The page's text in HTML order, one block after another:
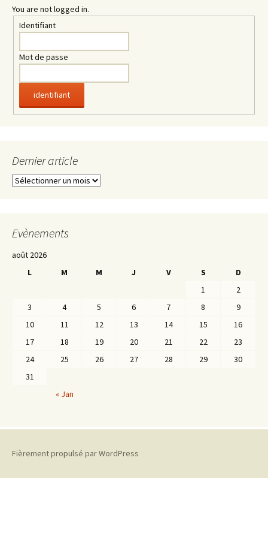
You are not logged in.
Identifiant
Mot de passe
Dernier article
Dernier article
Evènements
août 2026
L
M M J V S D
« Jan
1
2
3
4 5 6 7 8
9
10
11 12 13 14 15
16
17
18 19 20 21 22
23
24
25 26 27 28 29
30
31
Fièrement propulsé par WordPress